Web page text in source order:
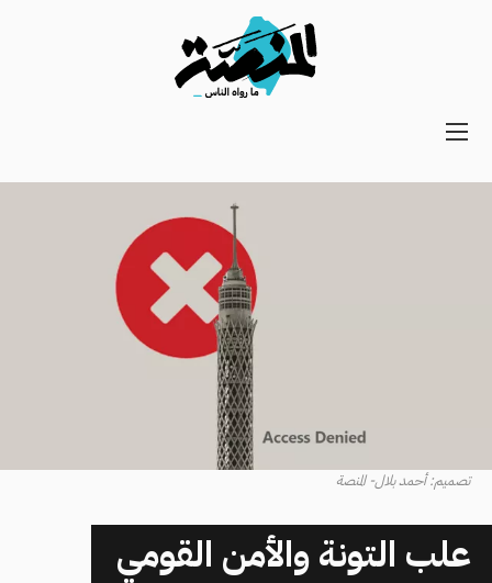
Main
تصميم: أحمد بلال- المنصة
علب التونة والأمن القومي